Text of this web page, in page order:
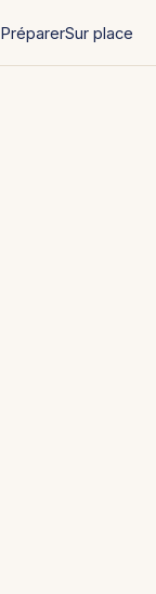
PréparerSur place